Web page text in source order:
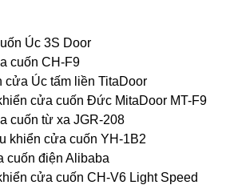
Úc 3S Door
cuốn CH-F9
cửa Úc tấm liền TitaDoor
cửa cuốn Đức MitaDoor MT-F9
cuốn từ xa JGR-208
khiển cửa cuốn YH-1B2
cuốn điện Alibaba
cửa cuốn CH-V6 Light Speed